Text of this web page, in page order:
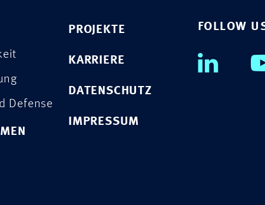
Defense
PROJEKTE
KARRIERE
DATENSCHUTZ
IMPRESSUM
FOLLOW